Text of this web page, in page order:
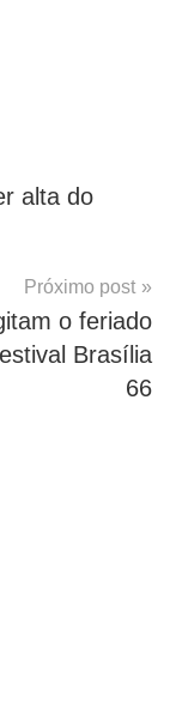
alta do
Próximo post
o feriado
Brasília
66